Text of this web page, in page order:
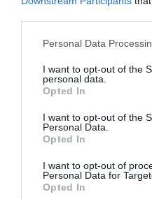
Personal Data
I want to opt-out of the
personal data.
Opted In
I want to opt-out of the
Personal Data.
Opted In
I want to opt-out of
Personal Data for
Opted In
Το Ροκ το Ελληνικό:
Ο Κώστας Τουρνάς